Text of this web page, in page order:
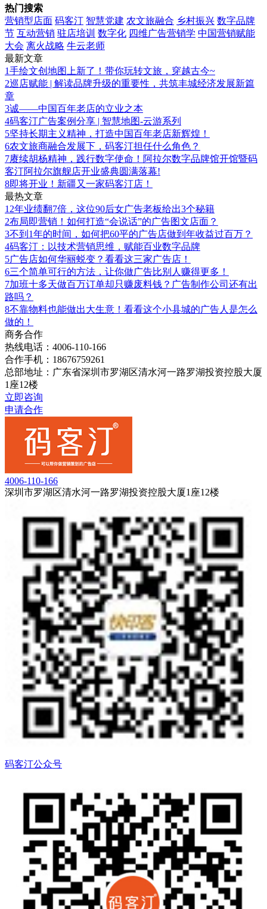
热门搜索
营销型店面 码客汀 智慧党建 农文旅融合 乡村振兴 数字品牌
节 互动营销 驻店培训 数字化 四维广告营销学 中国营销赋能
大会 离火战略 牛云老师
最新文章
1手绘文创地图上新了！带你玩转文旅，穿越古今~
2巡店赋能 | 解读品牌升级的重要性，共筑丰城经济发展新篇
章
3诚——中国百年老店的立业之本
4码客汀广告案例分享 | 智慧地图-云游系列
5坚持长期主义精神，打造中国百年老店新辉煌！
6农文旅商融合发展下，码客汀担任什么角色？
7赓续胡杨精神，践行数字使命！阿拉尔数字品牌馆开馆暨码
客汀阿拉尔旗舰店开业盛典圆满落幕!
8即将开业！新疆又一家码客汀店！
最热文章
1 2年业绩翻7倍，这位90后女广告老板给出3个秘籍
2布局即营销！如何打造“会说话”的广告图文店面？
3不到1年的时间，如何把60平的广告店做到年收益过百万？
4码客汀：以技术营销思维，赋能百业数字品牌
5广告店如何华丽蜕变？看看这三家广告店！
6三个简单可行的方法，让你做广告比别人赚得更多！
7加班十多天做百万订单却只赚废料钱？广告制作公司还有出
路吗？
8不靠物料也能做出大生意！看看这个小县城的广告人是怎么
做的！
商务合作
热线电话：4006-110-166
合作手机：18676759261
总部地址：广东省深圳市罗湖区清水河一路罗湖投资控股大厦
1座12楼
立即咨询
申请合作
4006-110-166
深圳市罗湖区清水河一路罗湖投资控股大厦1座12楼
码客汀公众号